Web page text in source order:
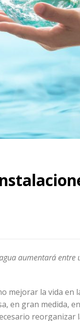
aumentará entre
mejorar la vida en
en gran medida,
reorganizar